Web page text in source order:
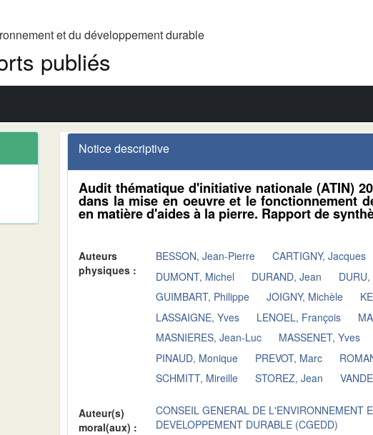
et du développement durable
publiés
Notice descriptive
Audit thématique d'initiative nationale (ATIN)
dans la mise en oeuvre et le fonctionnement
en matière d'aides à la pierre. Rapport de
Auteurs
physiques :
BESSON, Jean-Pierre CARTIGNY, Jacques
DUMONT, Michel
DURAND, Jean
GUIMBART, Philippe
JOIGNY, Michèle
LASSAIGNE, Yves
LENOEL, François
MASNIERES, Jean-Luc
MASSENET, Yves
PINAUD, Monique
PREVOT, Marc
SCHMITT, Mireille
STOREZ, Jean
Auteur(s)
moral(aux) :
CONSEIL GENERAL DE L'ENVIRONNEMENT
DEVELOPPEMENT DURABLE (CGEDD)